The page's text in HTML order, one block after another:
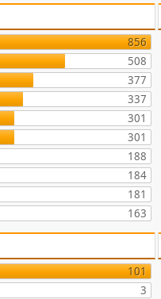
856
508
377
337
301
301
188
184
181
163
101
3